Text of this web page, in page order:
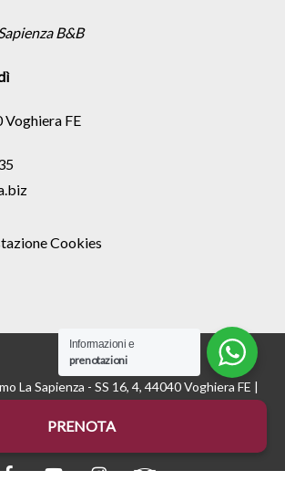
B&B
Voghiera FE
Cookies
La Sapienza - SS 16, 4, 44040 Voghiera FE |
Credits:Digife
facebookyoutubeinstagramtripadvisor
PRENOTA
Informazioni e
prenotazioni